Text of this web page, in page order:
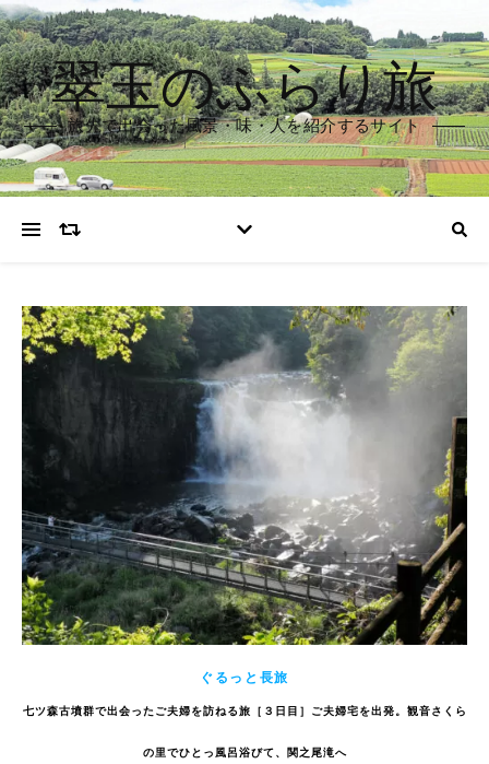
翠玉のふらり旅
旅先で出会った風景・味・人を紹介するサイト
ぐるっと長旅
七ツ森古墳群で出会ったご夫婦を訪ねる旅［３日目］ご夫婦宅を出発。観音さくら
の里でひとっ風呂浴びて、関之尾滝へ